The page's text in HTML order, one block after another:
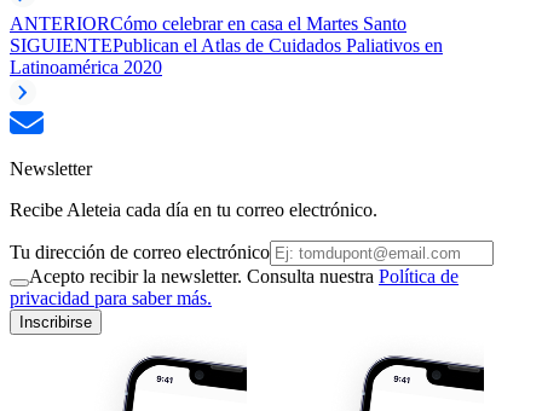
ANTERIORCómo celebrar en casa el Martes Santo
SIGUIENTEPublican el Atlas de Cuidados Paliativos en
Latinoamérica 2020
Newsletter
Recibe Aleteia cada día en tu correo electrónico.
Tu dirección de correo electrónico
Acepto recibir la newsletter. Consulta nuestra Política de
privacidad para saber más.
Inscribirse